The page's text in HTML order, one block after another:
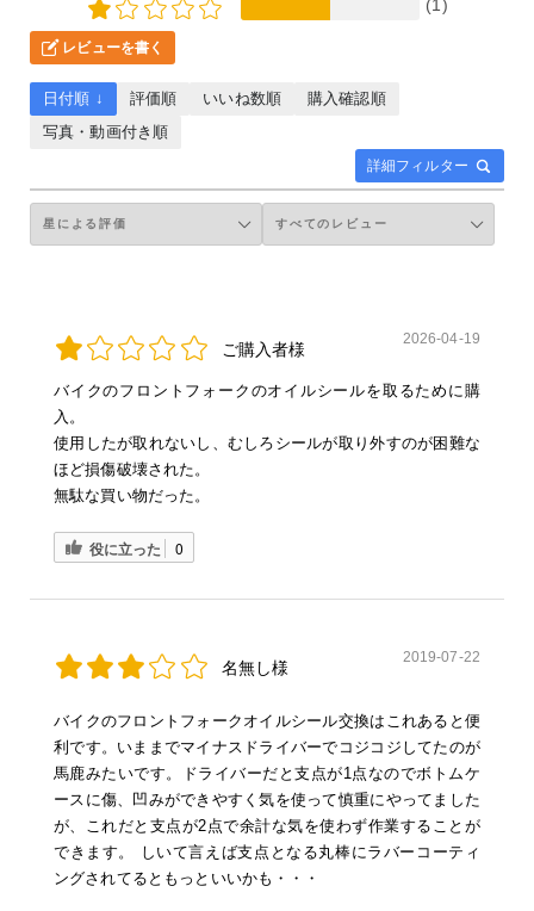
(1)
レビューを書く
詳細フィルター
日付順 ↓ 評価順 いいね数順
購入確認順
写真・動画付き順
ご購入者様
2026-04-19
バイクのフロントフォークのオイルシールを取るために購
入。
使用したが取れないし、むしろシールが取り外すのが困難な
ほど損傷破壊された。
無駄な買い物だった。
役に立った 0
名無し様
2019-07-22
バイクのフロントフォークオイルシール交換はこれあると便
利です。いままでマイナスドライバーでコジコジしてたのが
馬鹿みたいです。ドライバーだと支点が1点なのでボトムケ
ースに傷、凹みができやすく気を使って慎重にやってました
が、これだと支点が2点で余計な気を使わず作業することが
できます。 しいて言えば支点となる丸棒にラバーコーティ
ングされてるともっといいかも・・・